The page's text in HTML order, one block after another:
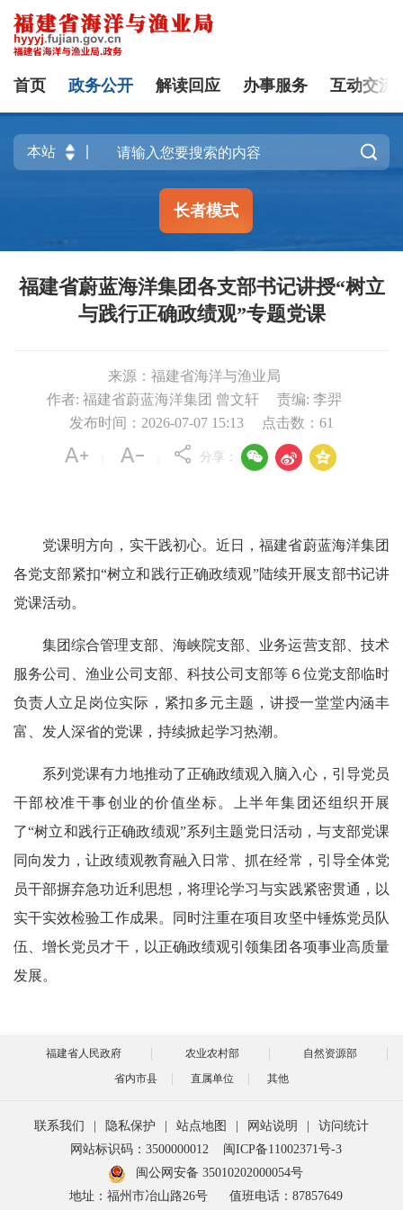
首页 政务公开 解读回应 办事服务 互动交流

长者模式
福建省蔚蓝海洋集团各支部书记讲授“树立
与践行正确政绩观”专题党课
来源：福建省海洋与渔业局
作者: 福建省蔚蓝海洋集团 曾文轩
责编: 李羿
发布时间：2026-07-07 15:13
点击数： 61
分享：   
党课明方向，实干践初心。近日，福建省蔚蓝海洋集团
各党支部紧扣“树立和践行正确政绩观”陆续开展支部书记讲
党课活动。
集团综合管理支部、海峡院支部、业务运营支部、技术
服务公司、渔业公司支部、科技公司支部等６位党支部临时
负责人立足岗位实际，紧扣多元主题，讲授一堂堂内涵丰
富、发人深省的党课，持续掀起学习热潮。
系列党课有力地推动了正确政绩观入脑入心，引导党员
干部校准干事创业的价值坐标。上半年集团还组织开展
了“树立和践行正确政绩观”系列主题党日活动，与支部党课
同向发力，让政绩观教育融入日常、抓在经常，引导全体党
员干部摒弃急功近利思想，将理论学习与实践紧密贯通，以
实干实效检验工作成果。同时注重在项目攻坚中锤炼党员队
伍、增长党员才干，以正确政绩观引领集团各项事业高质量
发展。
福建省人民政府 农业农村部
自然资源部
省内市县
直属单位 其他
联系我们 隐私保护 站点地图 网站说明
访问统计
网站标识码：3500000012
闽ICP备11002371号-3
闽公网安备 35010202000054号
地址：福州市冶山路26号
值班电话：87857649